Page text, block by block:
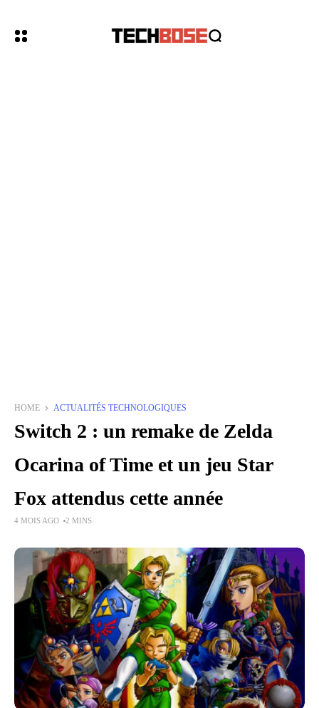
HOME ACTUALITÉS TECHNOLOGIQUES
Switch 2 : un remake de Zelda
Ocarina of Time et un jeu Star
Fox attendus cette année
4 MOIS AGO 2 MINS